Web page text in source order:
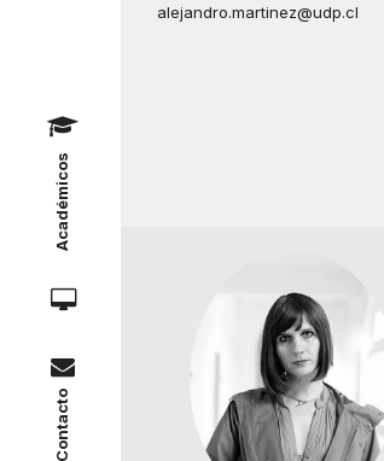
Contacto
Académicos
alejandro.martinez@udp.cl